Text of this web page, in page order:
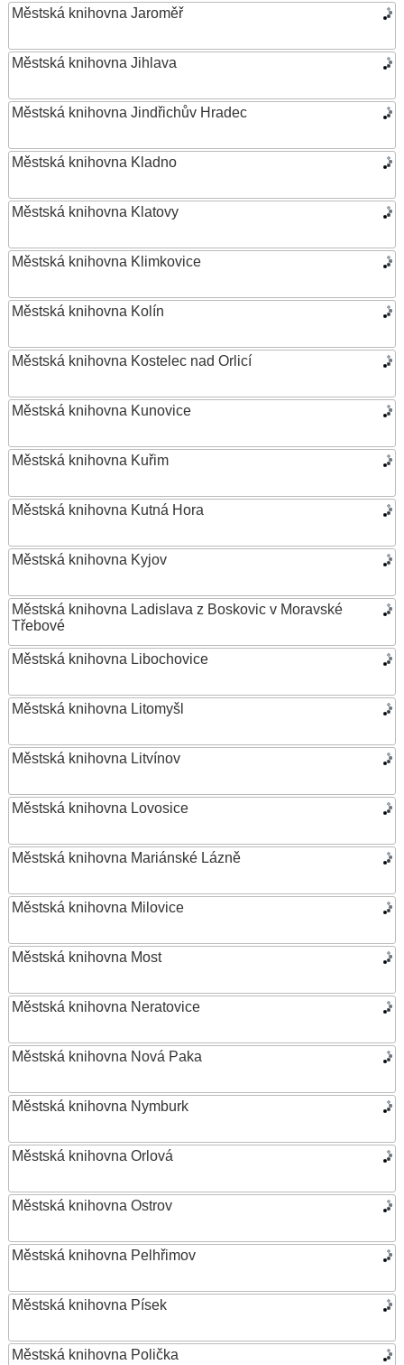
Městská knihovna Jaroměř
Městská knihovna Jihlava
Městská knihovna Jindřichův Hradec
Městská knihovna Kladno
Městská knihovna Klatovy
Městská knihovna Klimkovice
Městská knihovna Kolín
Městská knihovna Kostelec nad Orlicí
Městská knihovna Kunovice
Městská knihovna Kuřim
Městská knihovna Kutná Hora
Městská knihovna Kyjov
Městská knihovna Ladislava z Boskovic v Moravské
Třebové
Městská knihovna Libochovice
Městská knihovna Litomyšl
Městská knihovna Litvínov
Městská knihovna Lovosice
Městská knihovna Mariánské Lázně
Městská knihovna Milovice
Městská knihovna Most
Městská knihovna Neratovice
Městská knihovna Nová Paka
Městská knihovna Nymburk
Městská knihovna Orlová
Městská knihovna Ostrov
Městská knihovna Pelhřimov
Městská knihovna Písek
Městská knihovna Polička